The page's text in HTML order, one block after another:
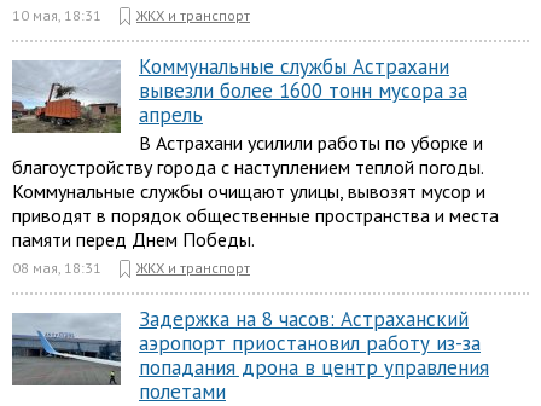
10 мая, 18:31 ЖКХ и транспорт
Коммунальные службы Астрахани
вывезли более 1600 тонн мусора за
апрель
В Астрахани усилили работы по уборке и
благоустройству города с наступлением теплой погоды.
Коммунальные службы очищают улицы, вывозят мусор и
приводят в порядок общественные пространства и места
памяти перед Днем Победы.
08 мая, 18:31 ЖКХ и транспорт
Задержка на 8 часов: Астраханский
аэропорт приостановил работу из-за
попадания дрона в центр управления
полетами